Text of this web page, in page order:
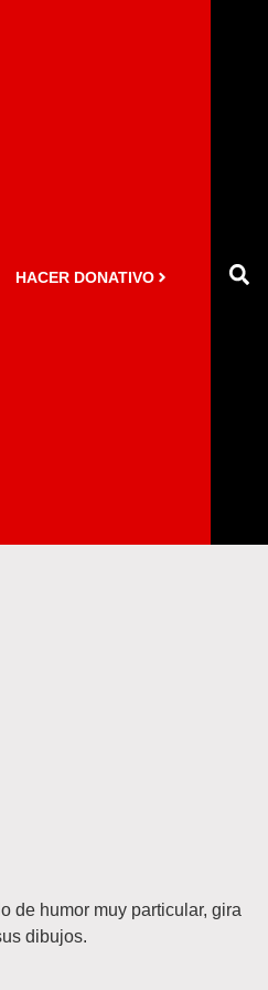
HACER DONATIVO
de humor muy particular, gira
dibujos.